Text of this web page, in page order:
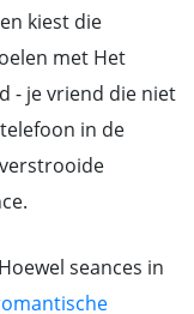
kiest die
met Het
- je vriend die niet
in de
Hoewel seances in